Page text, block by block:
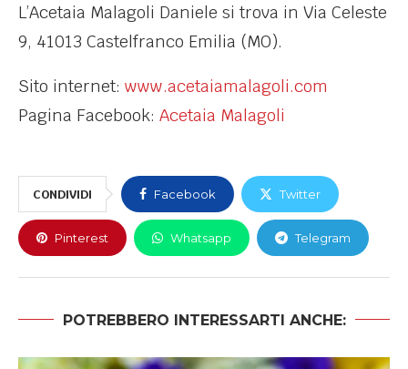
L’Acetaia Malagoli Daniele si trova in Via Celeste
9, 41013 Castelfranco Emilia (MO).
Sito internet: www.acetaiamalagoli.com
Pagina Facebook: Acetaia Malagoli
CONDIVIDI Facebook Twitter
Pinterest Whatsapp Telegram
POTREBBERO INTERESSARTI ANCHE: